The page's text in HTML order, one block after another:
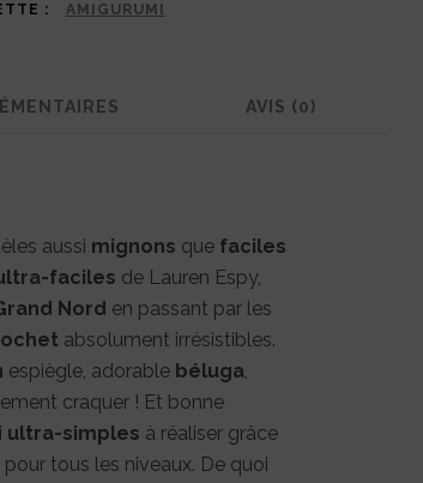
: AMIGURUMI
AVIS (0)
aussi mignons que faciles
faciles de Lauren Espy,
Nord en passant par les
absolument irrésistibles.
espiègle, adorable béluga,
craquer ! Et bonne
ultra-simples à réaliser grâce
tous les niveaux. De quoi